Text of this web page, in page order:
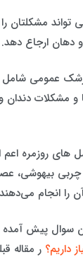
مشکلتان
دهان ارجاع دهد.
عمومی
و مشکلات
های روزمره
چربی
را انجام
سوال پیش آمده
داریم؟ ر مقاله